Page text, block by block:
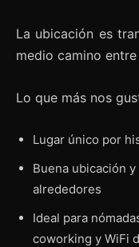
La ubicación es
medio camino entre
Lo que más nos
Lugar único por
Buena ubicación
alrededores
Ideal para
coworking y WiFi